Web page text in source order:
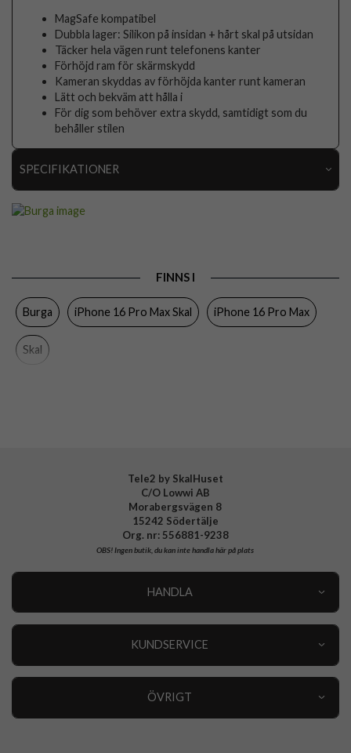
MagSafe kompatibel
Dubbla lager: Silikon på insidan + hårt skal på utsidan
Täcker hela vägen runt telefonens kanter
Förhöjd ram för skärmskydd
Kameran skyddas av förhöjda kanter runt kameran
Lätt och bekväm att hålla i
För dig som behöver extra skydd, samtidigt som du
behåller stilen
SPECIFIKATIONER
Material Hårdplast (PC), Mjukplast (TPU)
Varumärke
FINNS I
Burga iPhone 16 Pro Max Skal iPhone 16 Pro Max
Skal
Tele2 by SkalHuset
C/O Lowwi AB
Morabergsvägen 8
15242 Södertälje
Org. nr: 556881-9238
OBS!Ingen butik, du kan inte handla här på plats
HANDLA
KUNDSERVICE
ÖVRIGT